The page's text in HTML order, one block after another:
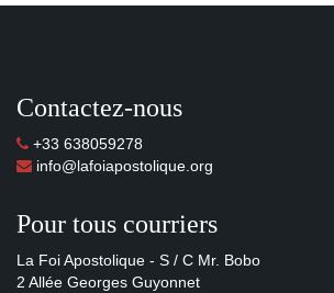
Contactez-nous
+33 638059278
info@lafoiapostolique.org
Pour tous courriers
La Foi Apostolique - S / C Mr. Bobo
2 Allée Georges Guyonnet